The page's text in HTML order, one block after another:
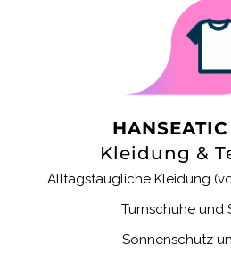
Kleidung &
Alltagstaugliche Kleidung
Turnschuhe und
Sonnenschutz